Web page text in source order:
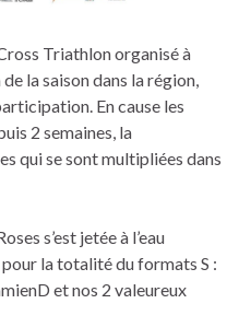
Triathlon organisé à
la saison dans la région,
En cause les
2 semaines, la
qui se sont multipliées dans
s’est jetée à l’eau
la totalité du formats S :
et nos 2 valeureux